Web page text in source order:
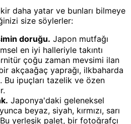
daha yatar ve bunları bilmeye
size söylerler:
doruğu. Japon mutfağı
en iyi halleriyle takıntı
çoğu zaman mevsimi ilan
akçaağaç yaprağı, ilkbaharda
ipuçları tazelik ve özen
Japonya'daki geleneksel
beyaz, siyah, kırmızı, sarı
yerleşik palet, bir fotoğrafçı